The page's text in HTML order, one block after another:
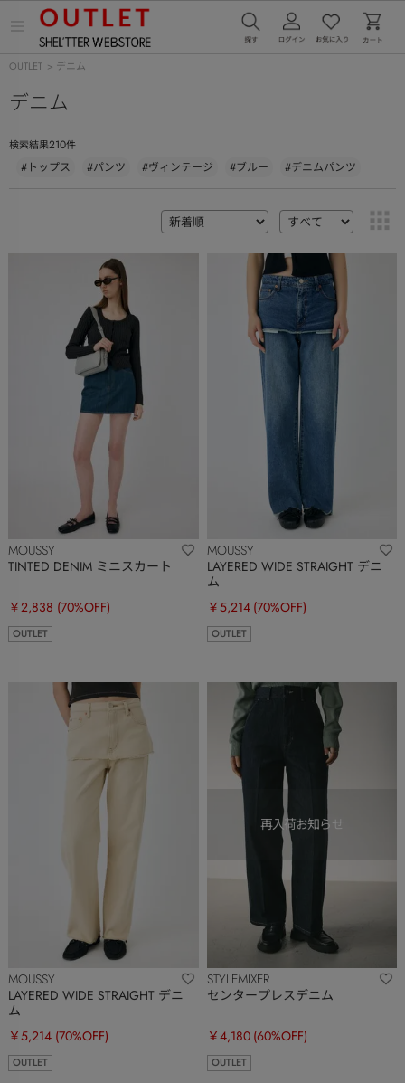
ー
開
く
OUTLET > デニム
デニム
検索結果210件
#トップス #パンツ #ヴィンテージ #ブルー #デニムパンツ
MOUSSY
TINTED DENIM ミニスカート
￥2,838 (70%OFF)
OUTLET
MOUSSY
LAYERED WIDE STRAIGHT デニ
ム
￥5,214 (70%OFF)
OUTLET
MOUSSY
LAYERED WIDE STRAIGHT デニ
ム
￥5,214 (70%OFF)
OUTLET
STYLEMIXER
センタープレスデニム
￥4,180 (60%OFF)
OUTLET